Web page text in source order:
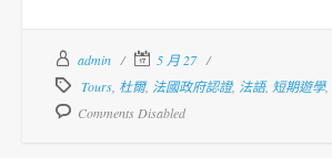
admin
5 月 27
Tours 杜爾, 法國政府認證, 法語, 短期遊學,
Comments Disabled